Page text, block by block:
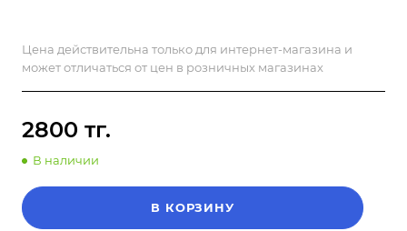
Цена действительна только для интернет-магазина и
может отличаться от цен в розничных магазинах
2800 тг.
В наличии
В КОРЗИНУ